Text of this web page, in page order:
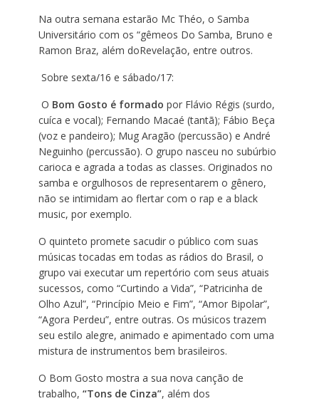
Na outra semana estarão Mc Théo, o Samba
Universitário com os “gêmeos Do Samba, Bruno e
Ramon Braz, além doRevelação, entre outros.
Sobre sexta/16 e sábado/17:
O Bom Gosto é formado por Flávio Régis (surdo,
cuíca e vocal); Fernando Macaé (tantã); Fábio Beça
(voz e pandeiro); Mug Aragão (percussão) e André
Neguinho (percussão). O grupo nasceu no subúrbio
carioca e agrada a todas as classes. Originados no
samba e orgulhosos de representarem o gênero,
não se intimidam ao flertar com o rap e a black
music, por exemplo.
O quinteto promete sacudir o público com suas
músicas tocadas em todas as rádios do Brasil, o
grupo vai executar um repertório com seus atuais
sucessos, como “Curtindo a Vida”, “Patricinha de
Olho Azul”, “Princípio Meio e Fim”, “Amor Bipolar”,
“Agora Perdeu”, entre outras. Os músicos trazem
seu estilo alegre, animado e apimentado com uma
mistura de instrumentos bem brasileiros.
O Bom Gosto mostra a sua nova canção de
trabalho, “Tons de Cinza”, além dos